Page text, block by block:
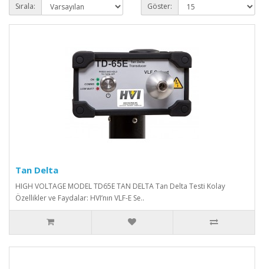
Sırala: Göster:
Tan Delta
HIGH VOLTAGE MODEL TD65E TAN DELTA Tan Delta Testi Kolay
Özellikler ve Faydalar: HVI’nın VLF-E Se..